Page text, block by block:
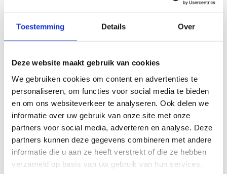
Toestemming Details Over
Deze website maakt gebruik van cookies
We gebruiken cookies om content en advertenties te
personaliseren, om functies voor social media te bieden
en om ons websiteverkeer te analyseren. Ook delen we
informatie over uw gebruik van onze site met onze
partners voor social media, adverteren en analyse. Deze
partners kunnen deze gegevens combineren met andere
informatie die u aan ze heeft verstrekt of die ze hebben
verzameld op basis van uw gebruik van hun services.
Podcasts